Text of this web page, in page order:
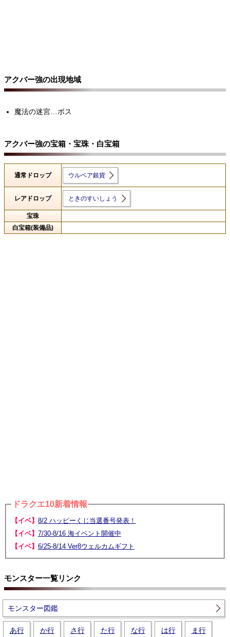
アクバー強の出現地域
魔法の迷宮…ボス
アクバー強の宝箱・宝珠・白宝箱
通常ドロップ ウルベア銀貨
レアドロップ ときのすいしょう
宝珠
白宝箱(装備品)
ドラクエ10新着情報
【イベ】 8/2 ハッピーくじ当選番号発表！
【イベ】 7/30-8/16 海イベント開催中
【イベ】 6/25-8/14 Ver8ウェルカムギフト
モンスター一覧リンク
モンスター図鑑
あ行 か行 さ行 た行 な行 は行 ま行